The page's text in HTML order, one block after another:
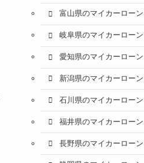
富山県のマイカーローン
岐阜県のマイカーローン
愛知県のマイカーローン
新潟県のマイカーローン
石川県のマイカーローン
福井県のマイカーローン
長野県のマイカーローン